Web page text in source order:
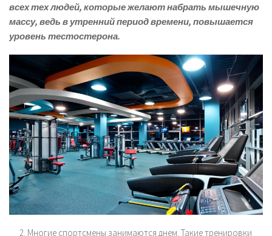
всех тех людей, которые желают набрать мышечную
массу, ведь в утренний период времени, повышается
уровень тестостерона.
Многие спортсмены занимаются днем. Такие тренировки